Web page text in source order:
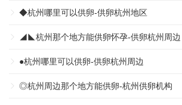
◆杭州哪里可以供卵-供卵杭州地区
◢◣杭州那个地方能供卵怀孕-供卵杭州周边
●杭州哪里可以供卵-供卵杭州周边
◎杭州周边那个地方能供卵-杭州供卵机构